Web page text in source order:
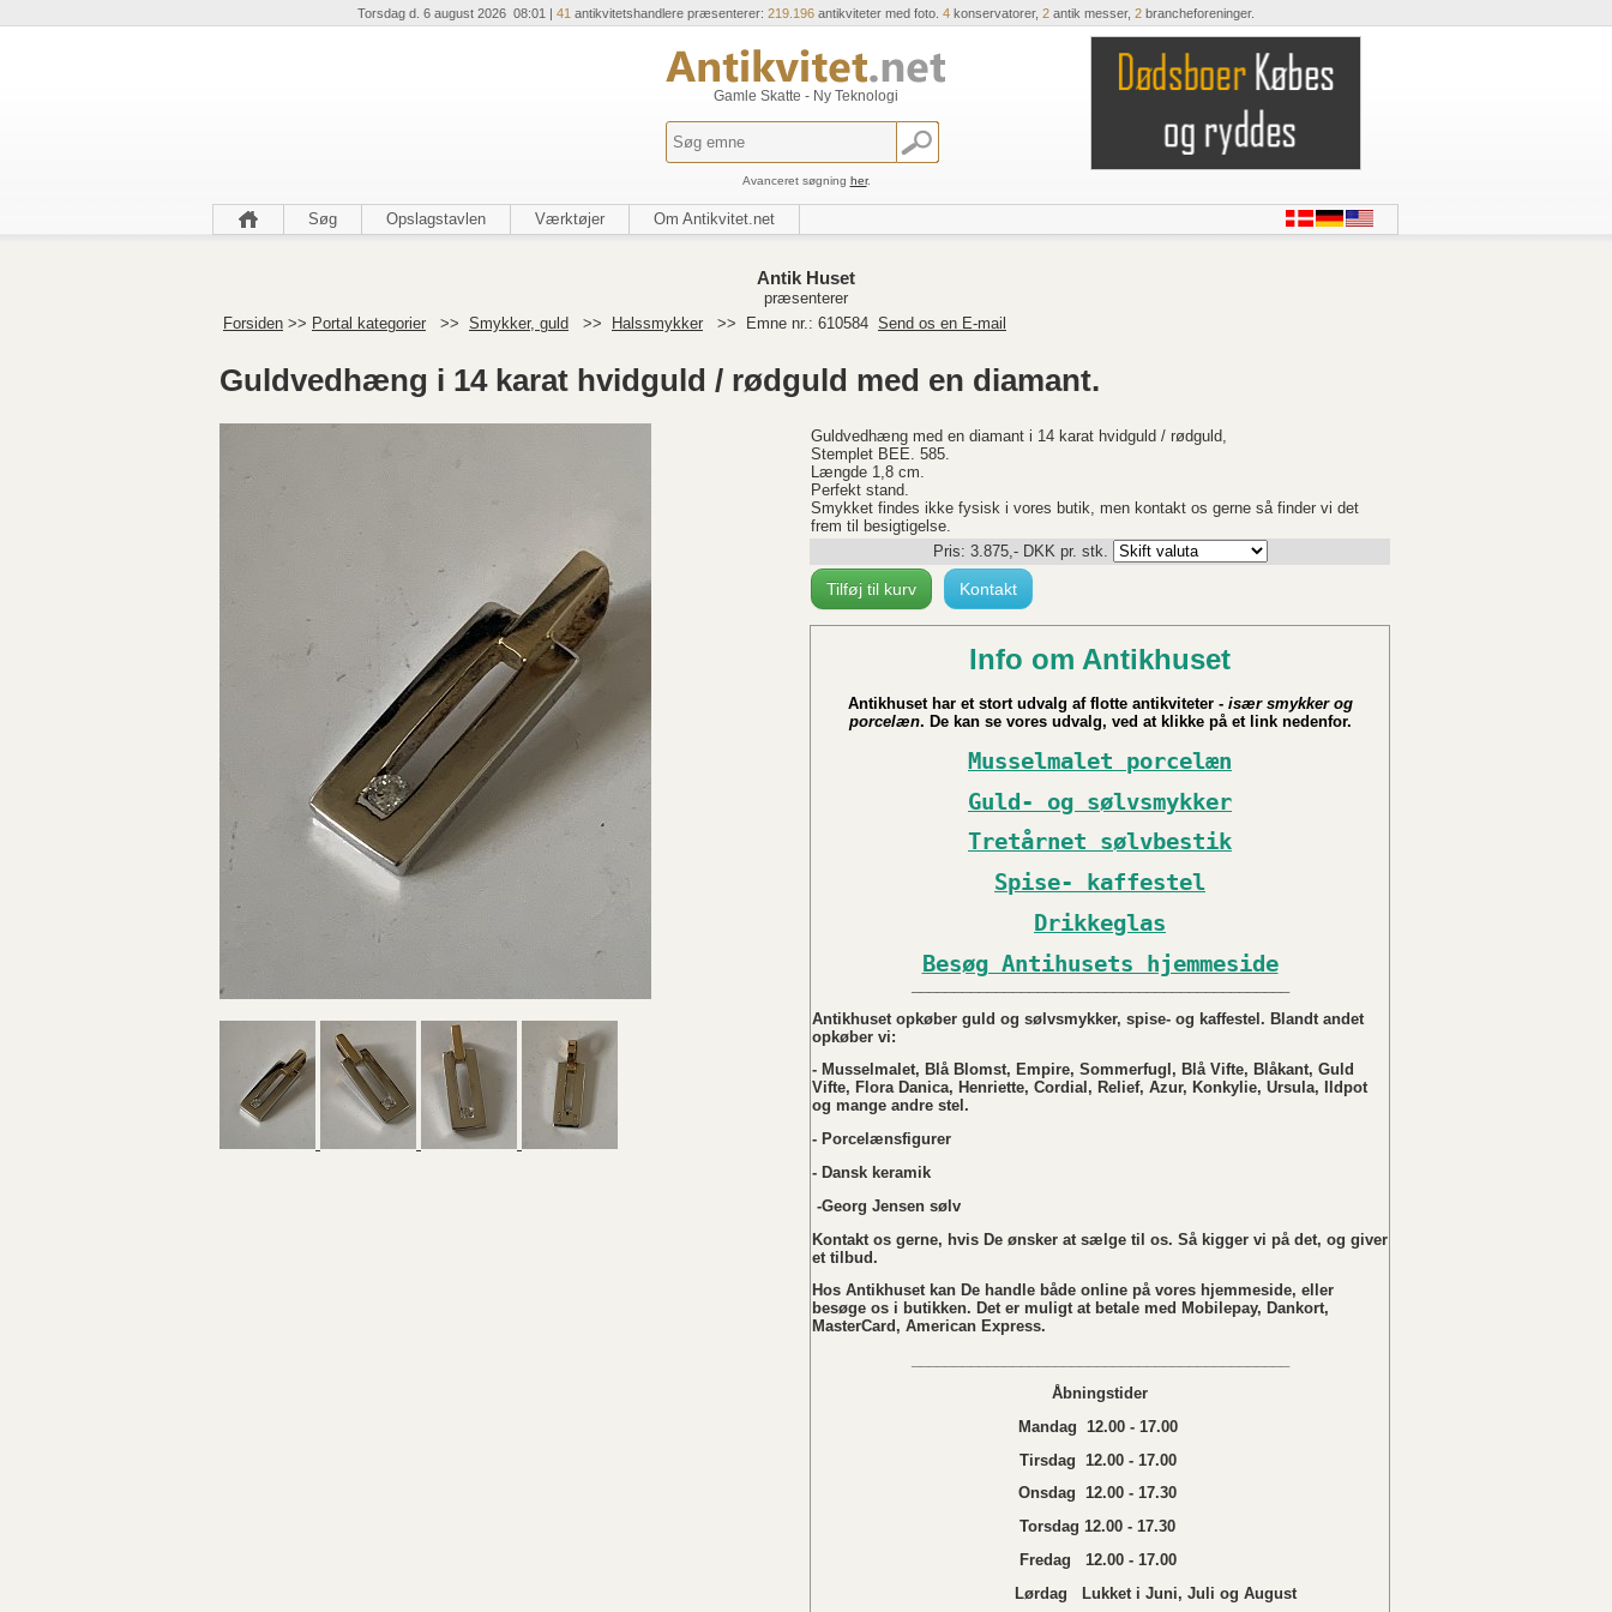
Torsdag d. 6 august 2026 08:01 | 41 antikvitetshandlere præsenterer: 219.196 antikviteter med foto. 4 konservatorer, 2 antik messer, 2 brancheforeninger.
Gamle Skatte - Ny Teknologi
Avanceret søgning her.
Søg Opslagstavlen Værktøjer Om Antikvitet.net
Antik Huset
præsenterer
Forsiden >> Portal kategorier >> Smykker, guld >> Halssmykker >> Emne nr.: 610584 Send os en E-mail
Guldvedhæng i 14 karat hvidguld / rødguld med en diamant.
Guldvedhæng med en diamant i 14 karat hvidguld / rødguld,
Stemplet BEE. 585.
Længde 1,8 cm.
Perfekt stand.
Smykket findes ikke fysisk i vores butik, men kontakt os gerne så finder vi det
frem til besigtigelse.
Pris: 3.875,- DKKpr. stk.
Tilføj til kurv Kontakt
Info om Antikhuset
Antikhuset har et stort udvalg af flotte antikviteter - især smykker og
porcelæn. De kan se vores udvalg, ved at klikke på et link nedenfor.
Musselmalet porcelæn
Guld- og sølvsmykker
Tretårnet sølvbestik
Spise- kaffestel
Drikkeglas
Besøg Antihusets hjemmeside
Antikhuset opkøber guld og sølvsmykker, spise- og kaffestel. Blandt andet
opkøber vi:
- Musselmalet, Blå Blomst, Empire, Sommerfugl, Blå Vifte, Blåkant, Guld
Vifte, Flora Danica, Henriette, Cordial, Relief, Azur, Konkylie, Ursula, Ildpot
og mange andre stel.
- Porcelænsfigurer
- Dansk keramik
-Georg Jensen sølv
Kontakt os gerne, hvis De ønsker at sælge til os. Så kigger vi på det, og giver
et tilbud.
Hos Antikhuset kan De handle både online på vores hjemmeside, eller
besøge os i butikken. Det er muligt at betale med Mobilepay, Dankort,
MasterCard, American Express.
Åbningstider
Mandag 12.00 - 17.00
Tirsdag 12.00 - 17.00
Onsdag 12.00 - 17.30
Torsdag 12.00 - 17.30
Fredag 12.00 - 17.00
Lørdag Lukket i Juni, Juli og August